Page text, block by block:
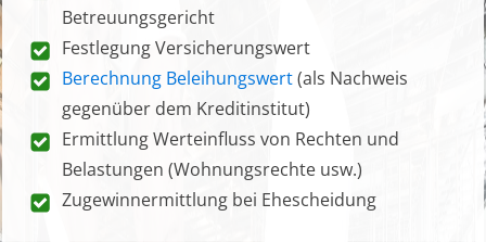
Betreuungsgericht
Festlegung Versicherungswert
Berechnung Beleihungswert(als Nachweis
gegenüber dem Kreditinstitut)
Ermittlung Werteinfluss von Rechten und
Belastungen (Wohnungsrechte usw.)
Zugewinnermittlung bei Ehescheidung